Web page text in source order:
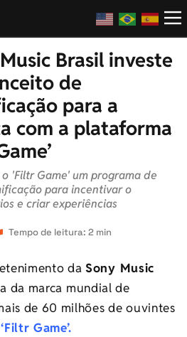
Brasil investe
de
para a
com a plataforma
'Filtr Game' um programa de
para incentivar o
e criar experiências
Tempo de leitura: 2 min
daSony Music
da marca mundial de
de 60 milhões de ouvintes
‘Filtr Game’.